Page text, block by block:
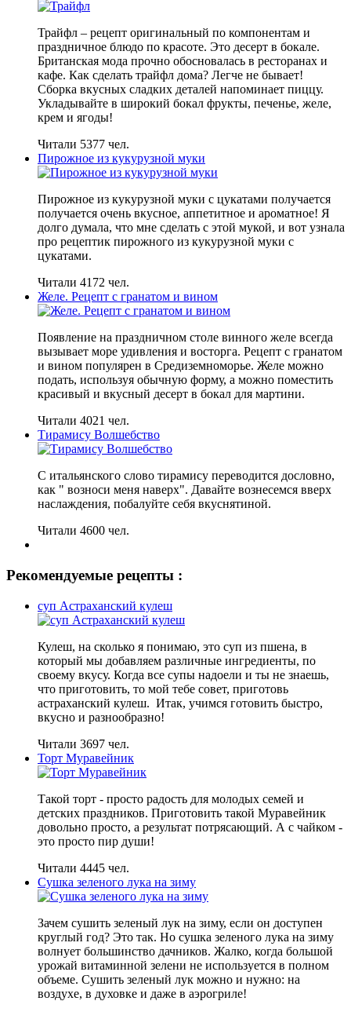
Трайфл – рецепт оригинальный по компонентам и
праздничное блюдо по красоте. Это десерт в бокале.
Британская мода прочно обосновалась в ресторанах и
кафе. Как сделать трайфл дома? Легче не бывает!
Сборка вкусных сладких деталей напоминает пиццу.
Укладывайте в широкий бокал фрукты, печенье, желе,
крем и ягоды!
Читали 5377 чел.
Пирожное из кукурузной муки
Пирожное из кукурузной муки с цукатами получается
получается очень вкусное, аппетитное и ароматное! Я
долго думала, что мне сделать с этой мукой, и вот узнала
про рецептик пирожного из кукурузной муки с
цукатами.
Читали 4172 чел.
Желе. Рецепт с гранатом и вином
Появление на праздничном столе винного желе всегда
вызывает море удивления и восторга. Рецепт с гранатом
и вином популярен в Средиземноморье. Желе можно
подать, используя обычную форму, а можно поместить
красивый и вкусный десерт в бокал для мартини.
Читали 4021 чел.
Тирамису Волшебство
С итальянского слово тирамису переводится дословно,
как " возноси меня наверх". Давайте вознесемся вверх
наслаждения, побалуйте себя вкуснятиной.
Читали 4600 чел.
Рекомендуемые рецепты :
суп Астраханский кулеш
Кулеш, на сколько я понимаю, это суп из пшена, в
который мы добавляем различные ингредиенты, по
своему вкусу. Когда все супы надоели и ты не знаешь,
что приготовить, то мой тебе совет, приготовь
астраханский кулеш. Итак, учимся готовить быстро,
вкусно и разнообразно!
Читали 3697 чел.
Торт Муравейник
Такой торт - просто радость для молодых семей и
детских праздников. Приготовить такой Муравейник
довольно просто, а результат потрясающий. А с чайком -
это просто пир души!
Читали 4445 чел.
Сушка зеленого лука на зиму
Зачем сушить зеленый лук на зиму, если он доступен
круглый год? Это так. Но сушка зеленого лука на зиму
волнует большинство дачников. Жалко, когда большой
урожай витаминной зелени не используется в полном
объеме. Сушить зеленый лук можно и нужно: на
воздухе, в духовке и даже в аэрогриле!